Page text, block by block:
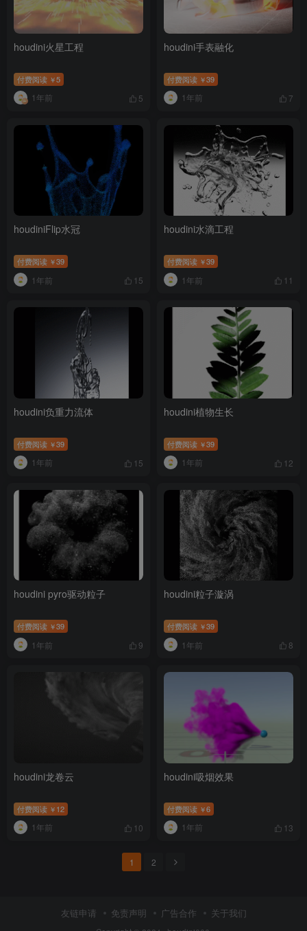
houdini火星工程
付费阅读 ￥5
1年前 5
houdini手表融化
付费阅读 ￥39
1年前 7
houdiniFlip水冠
付费阅读 ￥39
1年前 15
houdini水滴工程
付费阅读 ￥39
1年前 11
houdini负重力流体
付费阅读 ￥39
1年前 15
houdini植物生长
付费阅读 ￥39
1年前 12
houdini pyro驱动粒子
付费阅读 ￥39
1年前 9
houdini粒子漩涡
付费阅读 ￥39
1年前 8
houdini龙卷云
付费阅读 ￥ 12
1年前 10
houdini吸烟效果
付费阅读 ￥6
1年前 13
1 2
友链申请 免责声明 广告合作 关于我们